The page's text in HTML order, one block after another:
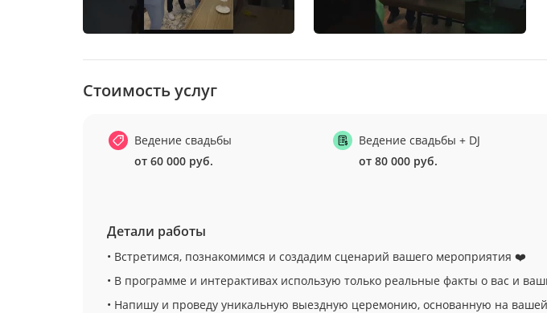
Стоимость услуг
Ведение свадьбы
от 60 000 руб.
Ведение свадьбы + DJ
от 80 000 руб.
Детали работы
• Встретимся, познакомимся и создадим сценарий вашего мероприятия ❤️
• В программе и интерактивах использую только реальные факты о вас и
• Напишу и проведу уникальную выездную церемонию, основанную на вашей